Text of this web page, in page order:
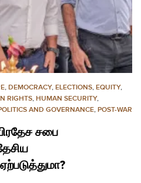
, DEMOCRACY, ELECTIONS, EQUITY,
RIGHTS, HUMAN SECURITY,
AND GOVERNANCE, POST-WAR
சபை